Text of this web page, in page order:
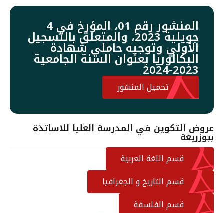
المنشور رقم 01، المؤرخ في 4
جويلية 2023، والمتعلق بالتسجيل
الأولي وتوجيه حاملي شهادة
البكالوريا بعنوان السنة الجامعية
2023-2024
تحميل المنشور
عروض التكوين في المدرسة العليا للاساتذة
ببوزريعة
قسم اللغة العربية
قسم التاريخ و الجغرافيا
قسم الفلسفة